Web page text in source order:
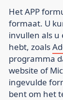
Het APP
formaat. U
invullen als u
hebt, zoals
programma
website of
ingevulde
bent om het